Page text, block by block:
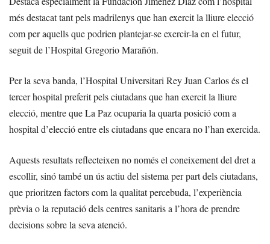
més destacat tant pels madrilenys que han exercit la lliure elecció
com per aquells que podrien plantejar-se exercir-la en el futur,
seguit de l’Hospital Gregorio Marañón.
Per la seva banda, l’Hospital Universitari Rey Juan Carlos és el
tercer hospital preferit pels ciutadans que han exercit la lliure
elecció, mentre que La Paz ocuparia la quarta posició com a
hospital d’elecció entre els ciutadans que encara no l’han exercida.
Aquests resultats reflecteixen no només el coneixement del dret a
escollir, sinó també un ús actiu del sistema per part dels ciutadans,
que prioritzen factors com la qualitat percebuda, l’experiència
prèvia o la reputació dels centres sanitaris a l’hora de prendre
decisions sobre la seva atenció.